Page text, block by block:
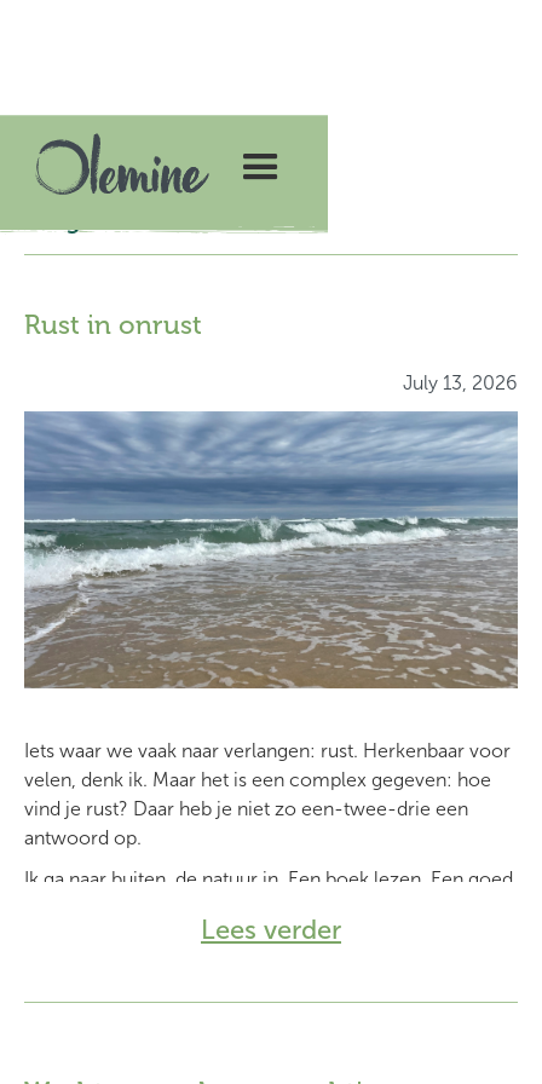
Rust in onrust
July 13, 2026
Iets waar we vaak naar verlangen: rust. Herkenbaar voor
velen, denk ik. Maar het is een complex gegeven: hoe
vind je rust? Daar heb je niet zo een-twee-drie een
antwoord op.
Ik ga naar buiten, de natuur in. Een boek lezen. Een goed
zijn. Een instrument bespelen. Mediteren. Tuinieren.
Ik vind het interessant om te kijken naar wat er eigenlijk
Lees verder